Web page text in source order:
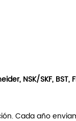
NSK/SKF, BST,
Cada año